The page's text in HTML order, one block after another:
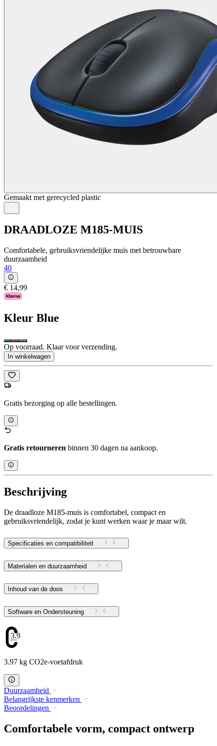
Gemaakt met gerecycled plastic
DRAADLOZE M185-MUIS
Comfortabele, gebruiksvriendelijke muis met betrouwbare
duurzaamheid
40
€ 14,99
Kleur Blue
Op voorraad. Klaar voor verzending.
In winkelwagen
Gratis bezorging op alle bestellingen.
Gratis retourneren binnen 30 dagen na aankoop.
Beschrijving
De draadloze M185-muis is comfortabel, compact en
gebruiksvriendelijk, zodat je kunt werken waar je maar wilt.
Specificaties en compatibiliteit
Materialen en duurzaamheid
Inhoud van de doos
Software en Ondersteuning
3.97
3.97 kg CO2e-voetafdruk
Duurzaamheid
Belangrijkste kenmerken
Beoordelingen
Comfortabele vorm, compact ontwerp